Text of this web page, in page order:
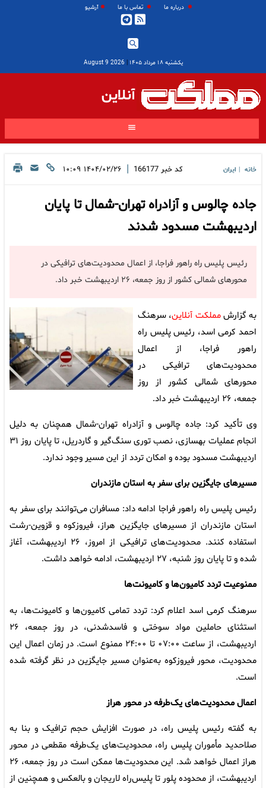
درباره ما تماس با ما آرشیو
یکشنبه ۱۸ مرداد ۱۴۰۵ |
2026 August 9
آنلاین
خانه ایران کد خبر 166177
| ۱۴۰۴/۰۲/۲۶ ۱۰:۰۹
جاده چالوس و آزادراه تهران-شمال تا پایان
اردیبهشت مسدود شدند
رئیس پلیس راه راهور فراجا، از اعمال محدودیت‌های ترافیکی در
محورهای شمالی کشور از روز جمعه، ۲۶ اردیبهشت خبر داد.
به گزارشمملکت آنلاین، سرهنگ
احمد کرمی اسد، رئیس پلیس راه
راهور فراجا، از اعمال
محدودیت‌های ترافیکی در
محورهای شمالی کشور از روز
جمعه، ۲۶ اردیبهشت خبر داد.
وی تأکید کرد: جاده چالوس و آزادراه تهران-شمال همچنان به دلیل
انجام عملیات بهسازی، نصب توری سنگ‌گیر و گاردریل، تا پایان روز ۳۱
اردیبهشت مسدود بوده و امکان تردد از این مسیر وجود ندارد.
مسیرهای جایگزین برای سفر به استان مازندران
رئیس پلیس راه راهور فراجا ادامه داد: مسافران می‌توانند برای سفر به
استان مازندران از مسیرهای جایگزین هراز، فیروزکوه و قزوین-رشت
استفاده کنند. محدودیت‌های ترافیکی از امروز، ۲۶ اردیبهشت، آغاز
شده و تا پایان روز شنبه، ۲۷ اردیبهشت، ادامه خواهد داشت.
ممنوعیت تردد کامیون‌ها و کامیونت‌ها
سرهنگ کرمی اسد اعلام کرد: تردد تمامی کامیون‌ها و کامیونت‌ها، به
استثنای حاملین مواد سوختی و فاسدشدنی، در روز جمعه، ۲۶
اردیبهشت، از ساعت ۰۷:۰۰ تا ۲۴:۰۰ ممنوع است. در زمان اعمال این
محدودیت، محور فیروزکوه به‌عنوان مسیر جایگزین در نظر گرفته شده
است.
اعمال محدودیت‌های یک‌طرفه در محور هراز
به گفته رئیس پلیس راه، در صورت افزایش حجم ترافیک و بنا به
صلاحدید مأموران پلیس راه، محدودیت‌های یک‌طرفه مقطعی در محور
هراز اعمال خواهد شد. این محدودیت‌ها ممکن است در روز جمعه، ۲۶
اردیبهشت، از محدوده پلور تا پلیس‌راه لاریجان و بالعکس و همچنین از